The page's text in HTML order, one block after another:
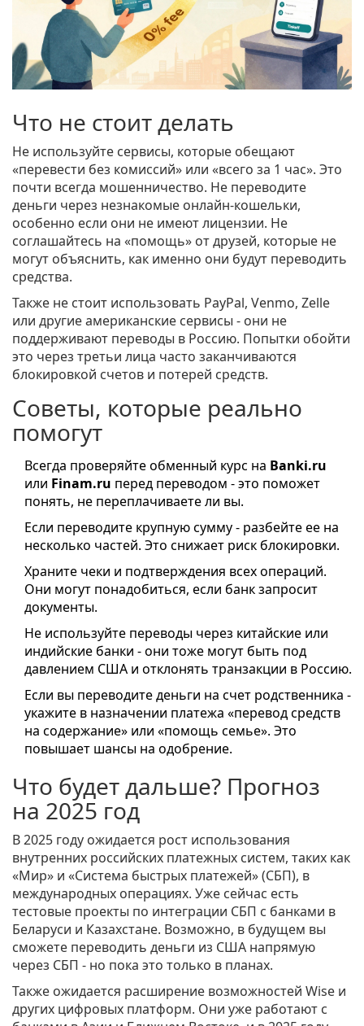
Что не стоит делать
Не используйте сервисы, которые обещают
«перевести без комиссий» или «всего за 1 час». Это
почти всегда мошенничество. Не переводите
деньги через незнакомые онлайн-кошельки,
особенно если они не имеют лицензии. Не
соглашайтесь на «помощь» от друзей, которые не
могут объяснить, как именно они будут переводить
средства.
Также не стоит использовать PayPal, Venmo, Zelle
или другие американские сервисы - они не
поддерживают переводы в Россию. Попытки обойти
это через третьи лица часто заканчиваются
блокировкой счетов и потерей средств.
Советы, которые реально
помогут
Всегда проверяйте обменный курс на Banki.ru
или Finam.ru перед переводом - это поможет
понять, не переплачиваете ли вы.
Если переводите крупную сумму - разбейте ее на
несколько частей. Это снижает риск блокировки.
Храните чеки и подтверждения всех операций.
Они могут понадобиться, если банк запросит
документы.
Не используйте переводы через китайские или
индийские банки - они тоже могут быть под
давлением США и отклонять транзакции в Россию.
Если вы переводите деньги на счет родственника -
укажите в назначении платежа «перевод средств
на содержание» или «помощь семье». Это
повышает шансы на одобрение.
Что будет дальше? Прогноз
на 2025 год
В 2025 году ожидается рост использования
внутренних российских платежных систем, таких как
«Мир» и «Система быстрых платежей» (СБП), в
международных операциях. Уже сейчас есть
тестовые проекты по интеграции СБП с банками в
Беларуси и Казахстане. Возможно, в будущем вы
сможете переводить деньги из США напрямую
через СБП - но пока это только в планах.
Также ожидается расширение возможностей Wise и
других цифровых платформ. Они уже работают с